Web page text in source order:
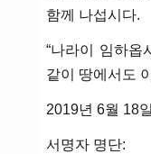
함께 나섭시다.
“나라이 임하옵
같이 땅에서도
2019년 6월 18
서명자 명단: